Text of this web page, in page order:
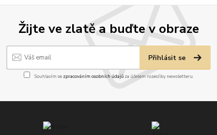
Žijte ve zlatě a buďte v obraze
Přihlásit se
Souhlasím se zpracováním osobních údajůza účelem rozesílky newsletteru.